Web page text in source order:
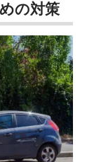
の対策